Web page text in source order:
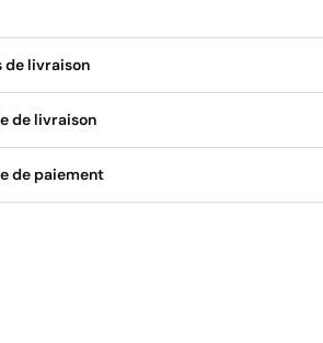
de livraison
de livraison
de paiement